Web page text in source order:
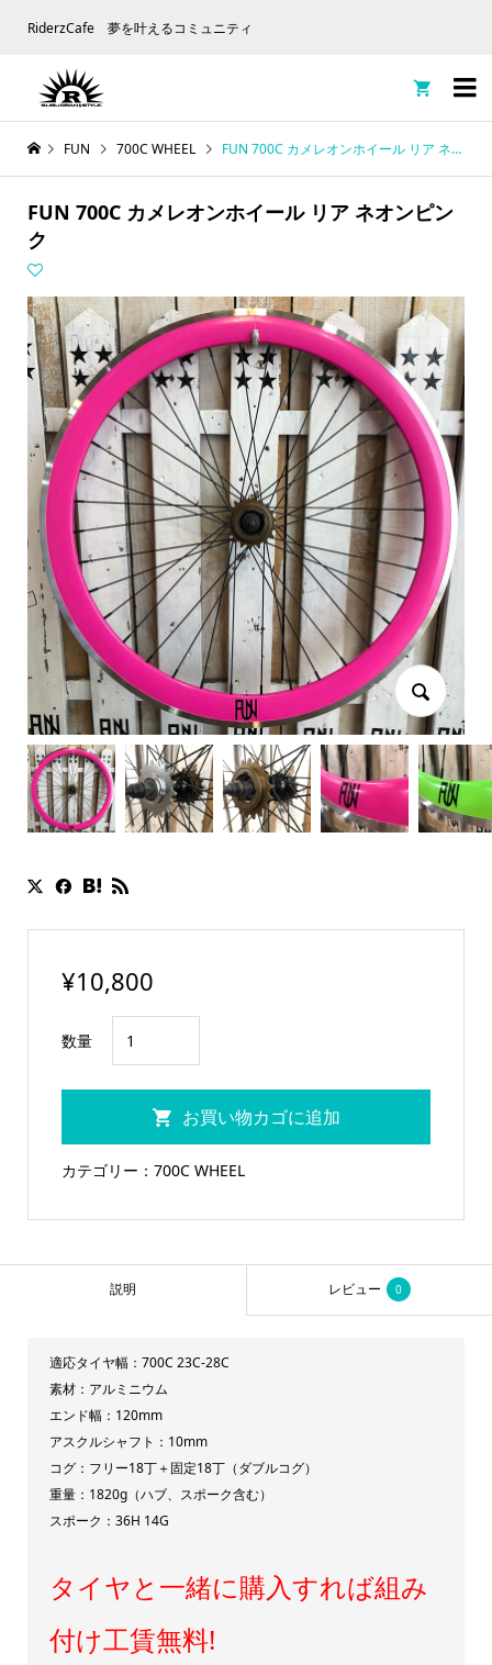
RiderzCafe 夢を叶えるコミュニティ

FUN 700C WHEEL FUN 700C カメレオンホイール リア ネオンピンク
FUN 700C カメレオンホイール リア ネオンピン
ク
¥10,800
数量
700C
カ
オ
リ
ア
オ
ン
ピ
ク
お買い物カゴに追加
カテゴリー： 700C WHEEL
説明 レビュー 0
適応タイヤ幅：700C 23C-28C
素材：アルミニウム
エンド幅：120mm
アスクルシャフト：10mm
コグ：フリー18丁＋固定18丁（ダブルコグ）
重量：1820g（ハブ、スポーク含む）
スポーク：36H 14G
タイヤと一緒に購入すれば組み
付け工賃無料!